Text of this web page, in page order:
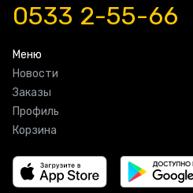
0533 2-55-66
Меню
Новости
Заказы
Профиль
Корзина